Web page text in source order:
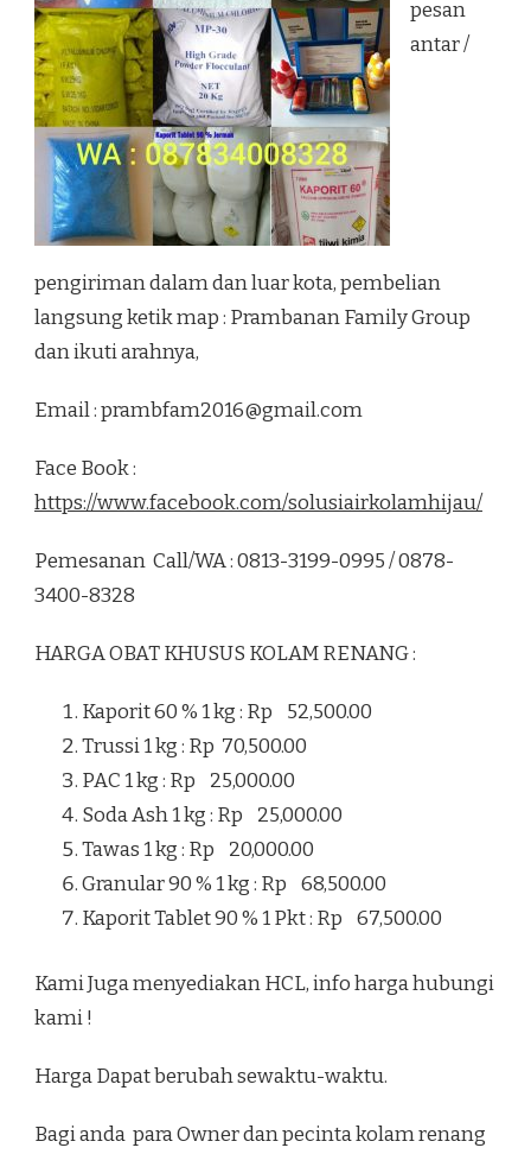
pesan
antar /
pengiriman dalam dan luar kota, pembelian
langsung ketik map : Prambanan Family Group
dan ikuti arahnya,
Email :prambfam2016@gmail.com
Face Book :
https://www.facebook.com/solusiairkolamhijau/
Pemesanan Call/WA : 0813-3199-0995 / 0878-
3400-8328
HARGA OBAT KHUSUS KOLAM RENANG :
Kaporit 60 % 1 kg : Rp 52,500.00
Trussi 1 kg : Rp 70,500.00
PAC 1 kg : Rp 25,000.00
Soda Ash 1 kg : Rp 25,000.00
Tawas 1 kg : Rp 20,000.00
Granular 90 % 1 kg : Rp 68,500.00
Kaporit Tablet 90 % 1 Pkt : Rp 67,500.00
Kami Juga menyediakan HCL, info harga hubungi
kami !
Harga Dapat berubah sewaktu-waktu.
Bagi anda para Owner dan pecinta kolam renang